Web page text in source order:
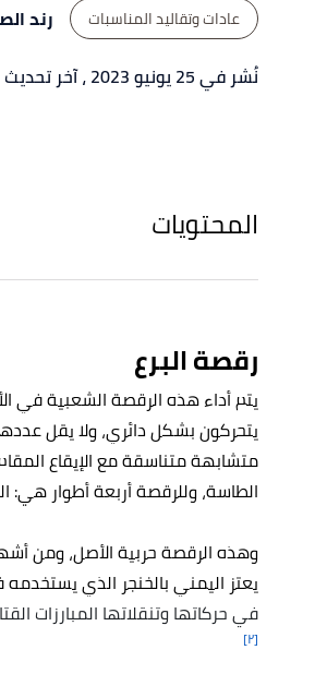
عادات وتقاليد المناسبات
رند
نُشر في 25 يونيو 2023
، آخر تحديث 05 يوليو 2023
المحتويات
رقصة البرع
يتم أداء هذه الرقصة الشعبية في
يتحركون بشكل دائري، ولا يقل
متشابهة متناسقة مع الإيقاع
الطاسة، وللرقصة أربعة أطوار هي:
وهذه الرقصة حربية الأصل، ومن
يعتز اليمني بالخنجر الذي
في حركاتها وتنقلاتها المبارزات
[٢]